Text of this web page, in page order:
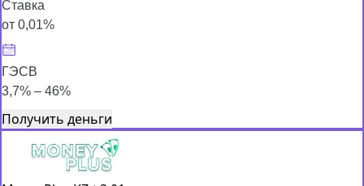
Ставка
от 0,01%
ГЭСВ
3,7% – 46%
Получить деньги